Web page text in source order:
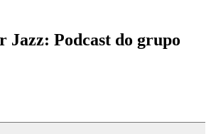
Jazz: Podcast do grupo